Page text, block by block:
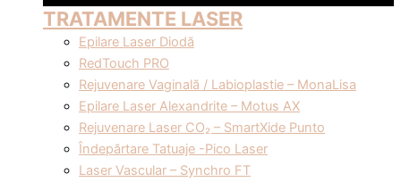
TRATAMENTE LASER
Epilare Laser Diodă
RedTouch PRO
Rejuvenare Vaginală / Labioplastie – MonaLisa
Epilare Laser Alexandrite – Motus AX
Rejuvenare Laser CO₂ – SmartXide Punto
Îndepărtare Tatuaje -Pico Laser
Laser Vascular – Synchro FT